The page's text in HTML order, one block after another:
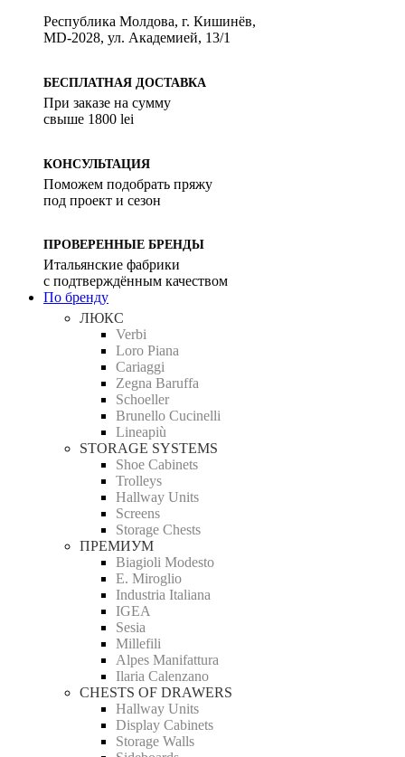
Республика Молдова, г. Кишинёв,
MD-2028, ул. Академией, 13/1
БЕСПЛАТНАЯ ДОСТАВКА
При заказе на сумму
свыше 1800 lei
КОНСУЛЬТАЦИЯ
Поможем подобрать пряжу
под проект и сезон
ПРОВЕРЕННЫЕ БРЕНДЫ
Итальянские фабрики
с подтверждённым качеством
По бренду
ЛЮКС
Verbi
Loro Piana
Cariaggi
Zegna Baruffa
Schoeller
Brunello Cucinelli
Lineapiù
STORAGE SYSTEMS
Shoe Cabinets
Trolleys
Hallway Units
Screens
Storage Chests
ПРЕМИУМ
Biagioli Modesto
E. Miroglio
Industria Italiana
IGEA
Sesia
Millefili
Alpes Manifattura
Ilaria Calenzano
CHESTS OF DRAWERS
Hallway Units
Display Cabinets
Storage Walls